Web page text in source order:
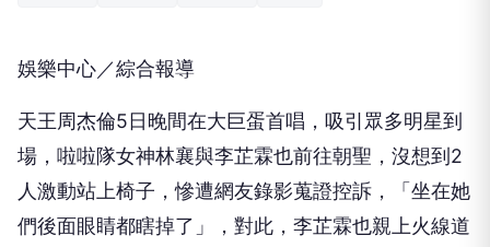
娛樂中心／綜合報導
天王周杰倫5日晚間在大巨蛋首唱，吸引眾多明星到
場，啦啦隊女神林襄與李芷霖也前往朝聖，沒想到2
人激動站上椅子，慘遭網友錄影蒐證控訴，「坐在她
們後面眼睛都瞎掉了」，對此，李芷霖也親上火線道